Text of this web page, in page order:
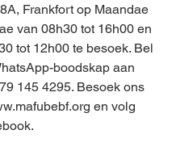
Frankfort op Maandae
van 08h30 tot 16h00 en
tot 12h00 te besoek. Bel
boodskap aan
145 4295. Besoek ons
en volg